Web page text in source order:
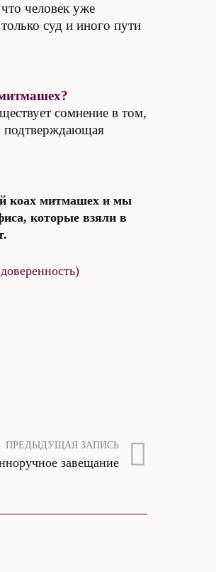
человек уже
суд и иного пути
сомнение в том,
подтверждающая
коах митмашех и мы
которые взяли в
ПРЕДЫДУЩАЯ ЗАПИСЬ
завещание